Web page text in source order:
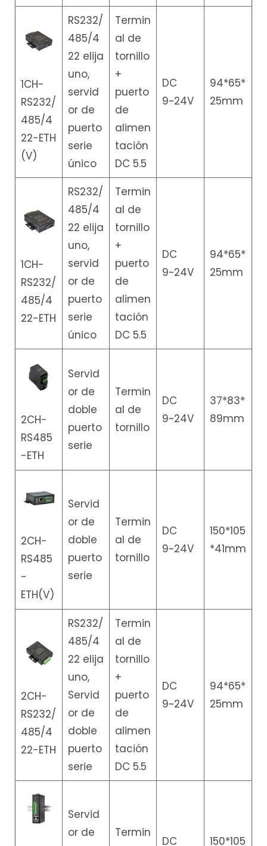
1CH-
RS232/
485/4
22-ETH
(V)
RS232/
485/4
22 elija
uno,
servid
or de
puerto
serie
único
Termin
al de
tornillo
+
puerto
de
alimen
tación
DC 5.5
DC
9~24V
94*65*
25mm
1CH-
RS232/
485/4
22-ETH
RS232/
485/4
22 elija
uno,
servid
or de
puerto
serie
único
Termin
al de
tornillo
+
puerto
de
alimen
tación
DC 5.5
DC
9~24V
94*65*
25mm
2CH-
RS485
-ETH
Servid
or de
doble
puerto
serie
Termin
al de
tornillo
DC
9~24V
37*83*
89mm
2CH-
RS485
-
ETH(V)
Servid
or de
doble
puerto
serie
Termin
al de
tornillo
DC
9~24V
150*105
*41mm
2CH-
RS232/
485/4
22-ETH
RS232/
485/4
22 elija
uno,
Servid
or de
doble
puerto
serie
Termin
al de
tornillo
+
puerto
de
alimen
tación
DC 5.5
DC
9~24V
94*65*
25mm
Servid
or de
Termin
DC 150*105